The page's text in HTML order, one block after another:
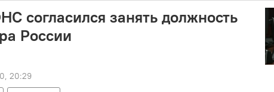
согласился занять должность
России
20:29